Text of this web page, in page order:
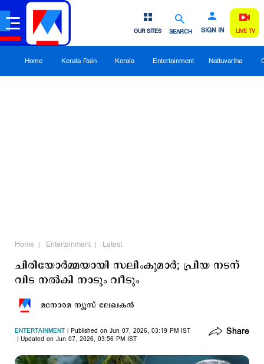
SEARCH SIGN IN
OUR SITES LIVE TV
Home Kerala Rain Kerala Entertainment Nattuvartha
Home Entertainment Latest
ചിരിയോര്‍മ്മയായി സലിംകുമാര്‍; പ്രിയ നടന്
വിട നല്‍കി നാടും വീടും
മനോരമ ന്യൂസ് ലേഖകന്‍
ENTERTAINMENT
Published on Jun 07, 2026, 03:19 PM IST
Updated on Jun 07, 2026, 03:56 PM IST
Share